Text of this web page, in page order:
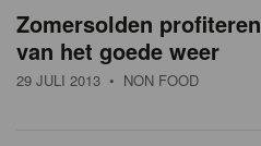
Zomersolden profiteren
van het goede weer
29 JULI 2013 • NON FOOD